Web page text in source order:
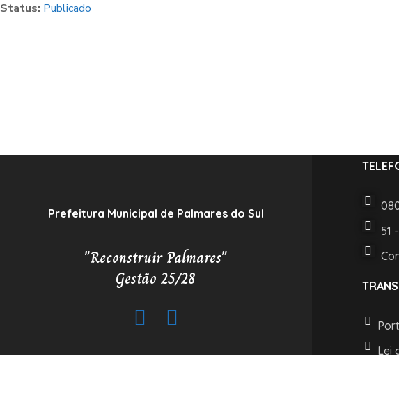
Status: Publicado
Prefeitura Municipal de Palmares do Sul
"Reconstruir Palmares"
Gestão 25/28
51
Lei